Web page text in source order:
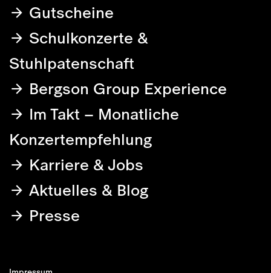
Gutscheine
Schulkonzerte &
Stuhlpatenschaft
Bergson Group Experience
Im Takt – Monatliche
Konzertempfehlung
Karriere & Jobs
Aktuelles & Blog
Presse